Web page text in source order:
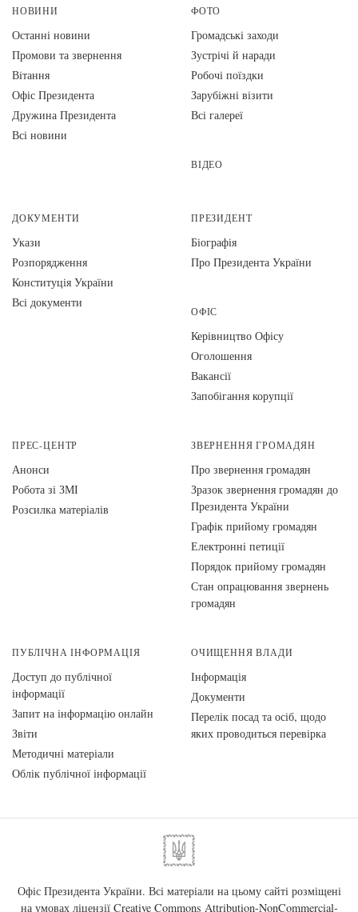
НОВИНИ
Останні новини
Промови та звернення
Вiтання
Офіс Президента
Дружина Президента
Всі новини
ФОТО
Громадські заходи
Зустрічі й наради
Робочі поїздки
Зарубіжні візити
Всі галереї
ВІДЕО
ДОКУМЕНТИ
Укази
Розпорядження
Конституція України
Всі документи
ПРЕЗИДЕНТ
Біографія
Про Президента України
ОФІС
Керівництво Офісу
Оголошення
Вакансії
Запобігання корупції
ПРЕС-ЦЕНТР
Анонси
Робота зі ЗМІ
Розсилка матеріалів
ЗВЕРНЕННЯ ГРОМАДЯН
Про звернення громадян
Зразок звернення громадян до
Президента України
Графік прийому громадян
Електронні петиції
Порядок прийому громадян
Стан опрацювання звернень
громадян
ПУБЛІЧНА ІНФОРМАЦІЯ
Доступ до публічної
інформації
Запит на інформацію онлайн
Звіти
Методичні матеріали
Облік публічної інформації
ОЧИЩЕННЯ ВЛАДИ
Інформація
Документи
Перелік посад та осіб, щодо
яких проводиться перевірка
Офіс Президента України. Всі матеріали на цьому сайті розміщені
на умовах ліцензії Creative Commons Attribution-NonCommercial-